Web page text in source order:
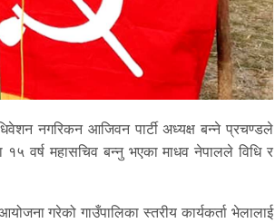
नगरिकन आजिवन पार्टी अध्यक्ष बन्ने प्रचण्डले
वर्ष महासचिव बन्नु भएका माधव नेपालले विधि र
गरेको गाउँपालिका स्तरीय कार्यकर्ता भेलालाई